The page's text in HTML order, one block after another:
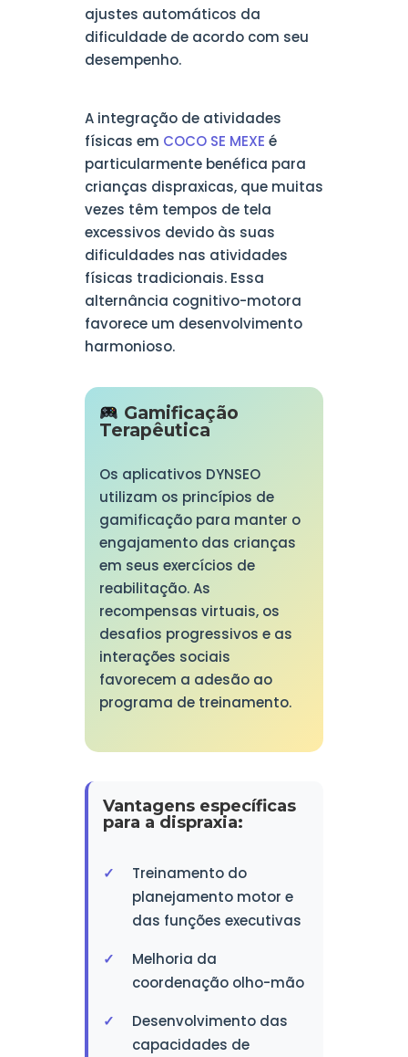
ajustes automáticos da
dificuldade de acordo com seu
desempenho.
A integração de atividades
físicas em COCO SE MEXE é
particularmente benéfica para
crianças dispraxicas, que muitas
vezes têm tempos de tela
excessivos devido às suas
dificuldades nas atividades
físicas tradicionais. Essa
alternância cognitivo-motora
favorece um desenvolvimento
harmonioso.
Gamificação
Terapêutica
Os aplicativos DYNSEO
utilizam os princípios de
gamificação para manter o
engajamento das crianças
em seus exercícios de
reabilitação. As
recompensas virtuais, os
desafios progressivos e as
interações sociais
favorecem a adesão ao
programa de treinamento.
Vantagens específicas
para a dispraxia:
Treinamento do
planejamento motor e
das funções executivas
Melhoria da
coordenação olho-mão
Desenvolvimento das
capacidades de